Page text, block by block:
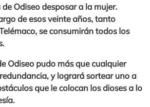
Odiseo desposar a la mujer.
de esos veinte años, tanto
se consumirán todos los
Odiseo pudo más que cualquier
y logrará sortear uno a
que le colocan los dioses a lo